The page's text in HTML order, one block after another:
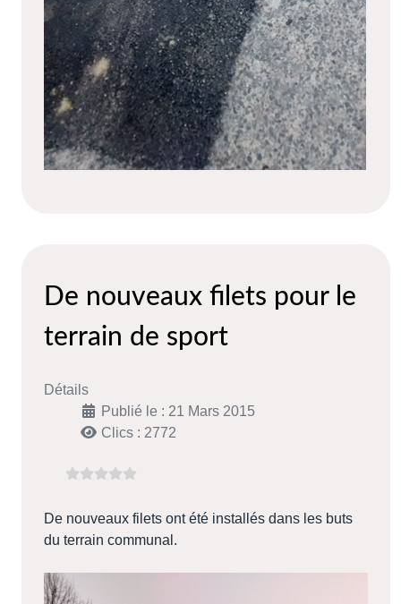
De nouveaux filets pour le
terrain de sport
Détails
Publié le : 21 Mars 2015
Clics : 2772
De nouveaux filets ont été installés dans les buts
du terrain communal.